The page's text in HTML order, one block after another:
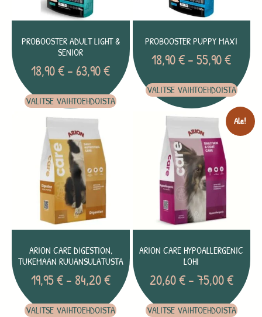
PROBOOSTER ADULT LIGHT &
SENIOR
18,90€– 63,90€
VALITSE VAIHTOEHDOISTA
PROBOOSTER PUPPY MAXI
18,90€– 55,90€
VALITSE VAIHTOEHDOISTA
ARION CARE DIGESTION,
TUKEMAAN RUUANSULATUSTA
19,95€ – 84,20€
VALITSE VAIHTOEHDOISTA
Ale!
ARION CARE HYPOALLERGENIC
LOHI
20,60€ –75,00€
VALITSE VAIHTOEHDOISTA